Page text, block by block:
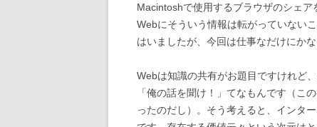
Macintoshで使用するブラウザのシェア
Webにそういう情報は転がっていない
はいましたが、今回は仕事なだけにかな
Webは知識の共有がお題目ですけれど
「俺の話を聞け！」てなもんです（こ
ったのだし）。そう考えると、インタ